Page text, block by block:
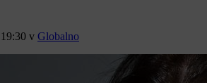
v Globalno